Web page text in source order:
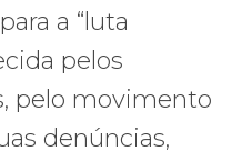
a “luta
pelos
pelo movimento
denúncias,